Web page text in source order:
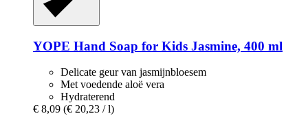
YOPE Hand Soap for Kids Jasmine, 400 ml
Delicate geur van jasmijnbloesem
Met voedende aloë vera
Hydraterend
€ 8,09 (€ 20,23 / l)